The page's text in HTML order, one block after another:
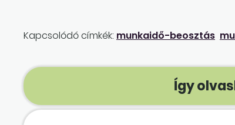
Kapcsolódó címkék: munkaidő-beosztás
Így